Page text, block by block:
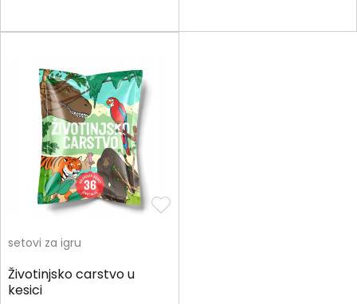
setovi za igru
Životinjsko carstvo u
kesici